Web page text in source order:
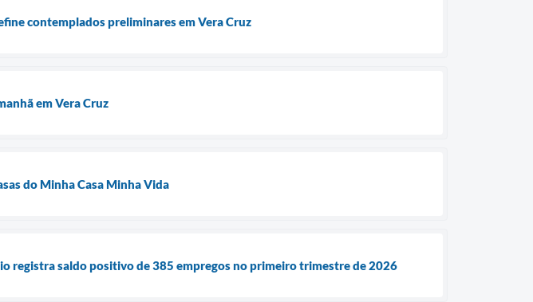
contemplados preliminares em Vera Cruz
em Vera Cruz
do Minha Casa Minha Vida
registra saldo positivo de 385 empregos no primeiro trimestre de 2026